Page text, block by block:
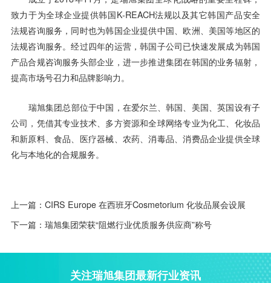
致力于为全球企业提供韩国K-REACH法规以及其它韩国产品安全
法规咨询服务，同时也为韩国企业提供中国、欧洲、美国等地区的
法规咨询服务。经过四年的运营，韩国子公司已快速发展成为韩国
产品合规咨询服务头部企业，进一步推进集团在韩国的业务辐射，
提高市场号召力和品牌影响力。
瑞旭集团总部位于中国，在爱尔兰、韩国、美国、英国设有子
公司，凭借其专业技术、多方资源和全球网络专业为化工、化妆品
和新原料、食品、医疗器械、农药、消毒品、消费品企业提供全球
化与本地化的合规服务。
上一篇： CIRS Europe 在西班牙Cosmetorium 化妆品展会设展
下一篇： 瑞旭集团荣获“阻燃行业优质服务供应商”称号
关注瑞旭集团最新行业资讯